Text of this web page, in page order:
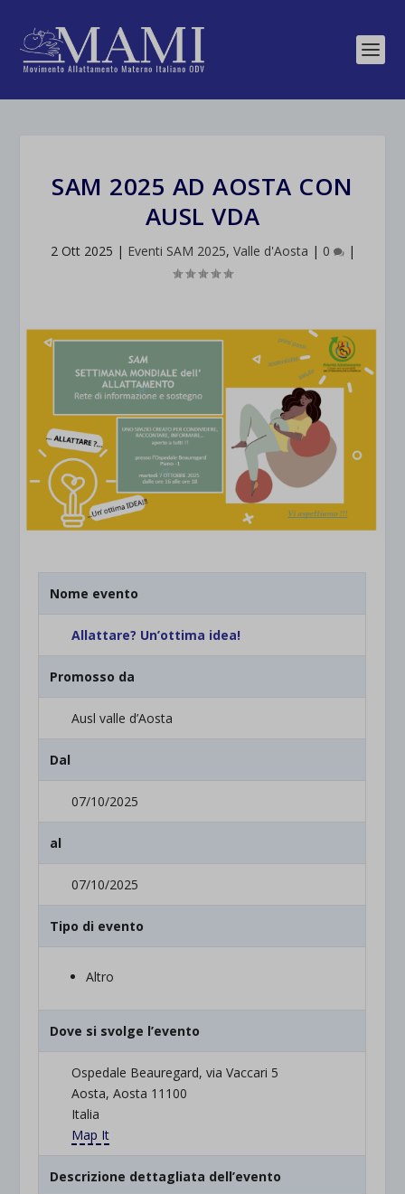
SAM 2025 AD AOSTA CON
AUSL VDA
2 Ott 2025 | Eventi SAM 2025, Valle d'Aosta | 0 |
Nome evento
Allattare? Un’ottima idea!
Promosso da
Ausl valle d’Aosta
Dal
07/10/2025
al
07/10/2025
Tipo di evento
Altro
Dove si svolge l’evento
Ospedale Beauregard, via Vaccari 5
Aosta, Aosta 11100
Italia
Map It
Descrizione dettagliata dell’evento